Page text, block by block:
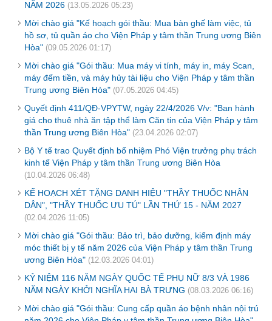
NĂM 2026 (13.05.2026 05:23)
Mời chào giá "Kế hoạch gói thầu: Mua bàn ghế làm việc, tủ
hồ sơ, tủ quần áo cho Viện Pháp y tâm thần Trung ương Biên
Hòa" (09.05.2026 01:17)
Mời chào giá "Gói thầu: Mua máy vi tính, máy in, máy Scan,
máy đếm tiền, và máy hủy tài liệu cho Viện Pháp y tâm thần
Trung ương Biên Hòa" (07.05.2026 04:45)
Quyết định 411/QĐ-VPYTW, ngày 22/4/2026 V/v: "Ban hành
giá cho thuê nhà ăn tập thể làm Căn tin của Viện Pháp y tâm
thần Trung ương Biên Hòa" (23.04.2026 02:07)
Bộ Y tế trao Quyết định bổ nhiệm Phó Viện trưởng phụ trách
kinh tế Viện Pháp y tâm thần Trung ương Biên Hòa
(10.04.2026 06:48)
KẾ HOẠCH XÉT TẶNG DANH HIỆU "THẦY THUỐC NHÂN
DÂN", "THẦY THUỐC ƯU TÚ" LẦN THỨ 15 - NĂM 2027
(02.04.2026 11:05)
Mời chào giá "Gói thầu: Bảo trì, bảo dưỡng, kiểm định máy
móc thiết bị y tế năm 2026 của Viện Pháp y tâm thần Trung
ương Biên Hòa" (12.03.2026 04:01)
KỶ NIỆM 116 NĂM NGÀY QUỐC TẾ PHỤ NỮ 8/3 VÀ 1986
NĂM NGÀY KHỞI NGHĨA HAI BÀ TRƯNG (08.03.2026 06:16)
Mời chào giá "Gói thầu: Cung cấp quần áo bệnh nhân nội trú